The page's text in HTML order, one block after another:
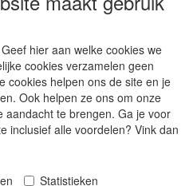
Chamber of Commerce
hier aan welke cookies we
cookies verzamelen geen
cookies helpen ons de site en je
Ook helpen ze ons om onze
te brengen. Ga je voor
inclusief alle voordelen? Vink dan
Statistieken